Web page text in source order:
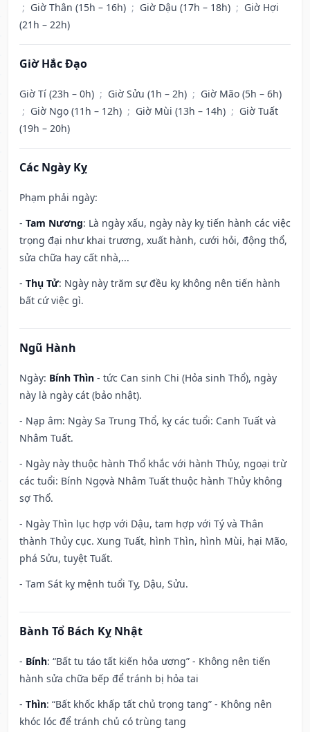
; Giờ Thân (15h – 16h) ; Giờ Dậu (17h – 18h) ; Giờ Hợi
(21h – 22h)
Giờ Hắc Đạo
Giờ Tí (23h – 0h) ; Giờ Sửu (1h – 2h) ; Giờ Mão (5h – 6h)
; Giờ Ngọ (11h – 12h) ; Giờ Mùi (13h – 14h) ; Giờ Tuất
(19h – 20h)
Các Ngày Kỵ
Phạm phải ngày:
- Tam Nương: Là ngày xấu, ngày này kỵ tiến hành các việc
trọng đại như khai trương, xuất hành, cưới hỏi, động thổ,
sửa chữa hay cất nhà,...
- Thụ Tử: Ngày này trăm sự đều kỵ không nên tiến hành
bất cứ việc gì.
Ngũ Hành
Ngày: Bính Thìn - tức Can sinh Chi (Hỏa sinh Thổ), ngày
này là ngày cát (bảo nhật).
- Nạp âm: Ngày Sa Trung Thổ, kỵ các tuổi: Canh Tuất và
Nhâm Tuất.
- Ngày này thuộc hành Thổ khắc với hành Thủy, ngoại trừ
các tuổi: Bính Ngọvà Nhâm Tuất thuộc hành Thủy không
sợ Thổ.
- Ngày Thìn lục hợp với Dậu, tam hợp với Tý và Thân
thành Thủy cục. Xung Tuất, hình Thìn, hình Mùi, hại Mão,
phá Sửu, tuyệt Tuất.
- Tam Sát kỵ mệnh tuổi Tỵ, Dậu, Sửu.
Bành Tổ Bách Kỵ Nhật
- Bính: “Bất tu táo tất kiến hỏa ương” - Không nên tiến
hành sửa chữa bếp để tránh bị hỏa tai
- Thìn: “Bất khốc khấp tất chủ trọng tang” - Không nên
khóc lóc để tránh chủ có trùng tang